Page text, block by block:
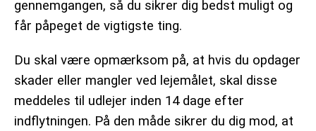
gennemgangen, så du sikrer dig bedst muligt og
får påpeget de vigtigste ting.
Du skal være opmærksom på, at hvis du opdager
skader eller mangler ved lejemålet, skal disse
meddeles til udlejer inden 14 dage efter
indflytningen. På den måde sikrer du dig mod, at